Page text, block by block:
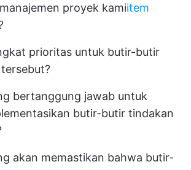
proyek kamiitem
prioritas untuk butir-butir
bertanggung jawab untuk
butir-butir tindakan
akan memastikan bahwa butir-